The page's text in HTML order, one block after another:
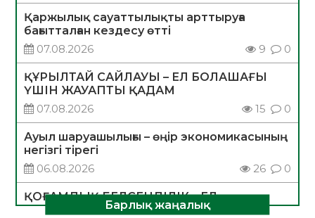
Қаржылық сауаттылықты арттыруға
бағытталған кездесу өтті
07.08.2026
9 0
ҚҰРЫЛТАЙ САЙЛАУЫ – ЕЛ БОЛАШАҒЫ
ҮШІН ЖАУАПТЫ ҚАДАМ
07.08.2026
15 0
Ауыл шаруашылығы – өңір экономикасының
негізгі тірегі
06.08.2026
26 0
ҚОҒАМДЫҚ БЕЛСЕНДІЛІК – ЕЛ
ДАМУЫНЫҢ НЕГІЗІБарлық жаңалық